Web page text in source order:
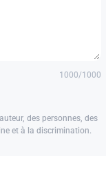
1000/1000
des personnes, des
et à la discrimination.